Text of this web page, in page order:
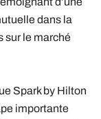
dans la
sur le marché
Spark by Hilton
importante